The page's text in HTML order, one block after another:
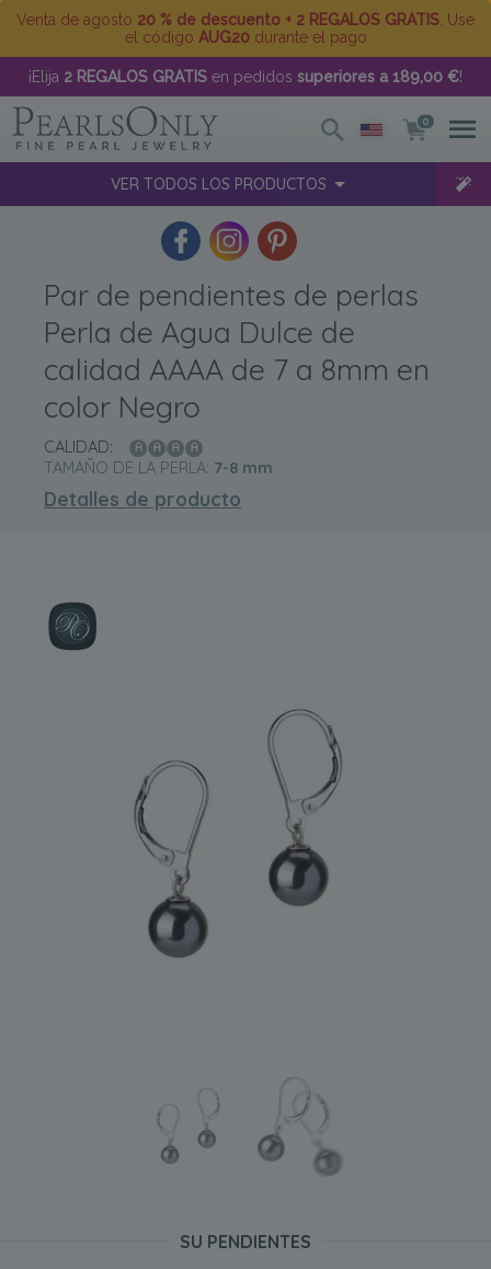
Venta de agosto 20 % de descuento + 2 REGALOS GRATIS . Use
el código AUG20durante el pago
¡Elija 2 REGALOS GRATIS en pedidos superiores a 189,00 €!
0
VER TODOS LOS PRODUCTOS
Par de pendientes de perlas
Perla de Agua Dulce de
calidad AAAA de 7 a 8mm en
color Negro
CALIDAD:
TAMAÑO DE LA PERLA: 7-8 mm
Detalles de producto
SU PENDIENTES